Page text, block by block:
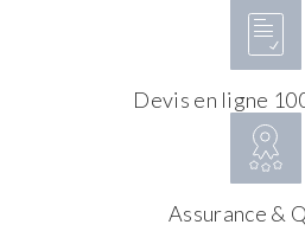
Devis en ligne
Assurance &